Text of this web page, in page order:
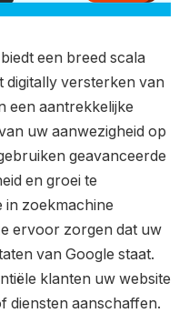
een breed scala
digitally versterken van
een aantrekkelijke
uw aanwezigheid op
geavanceerde
en groei te
in zoekmachine
ervoor zorgen dat uw
van Google staat.
klanten uw website
diensten aanschaffen.